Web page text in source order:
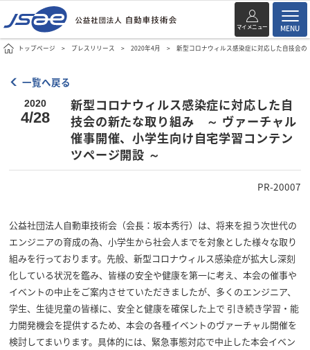
マイメニュー MENU
トップページ プレスリリース 2020年4月 新型コロナウィルス感染症に対応した自技会
一覧へ戻る
新型コロナウィルス感染症に対応した自
技会の新たな取り組み ～ ヴァーチャル
催事開催、小学生向け自宅学習コンテン
ツページ開設 ～
2020
4/28
PR-20007
公益社団法人自動車技術会（会長：坂本秀行）は、将来を担う次世代の
エンジニアの育成の為、小学生から社会人までを対象とした様々な取り
組みを行っております。先般、新型コロナウィルス感染症が拡大し深刻
化している状況を鑑み、皆様の安全や健康を第一に考え、本会の催事や
イベントの中止をご案内させていただきましたが、多くのエンジニア、
学生、生徒児童の皆様に、安全と健康を確保した上で 引き続き学習・能
力開発機会を提供するため、本会の各種イベントのヴァーチャル開催を
検討してまいります。具体的には、緊急事態対応で中止した本会イベン